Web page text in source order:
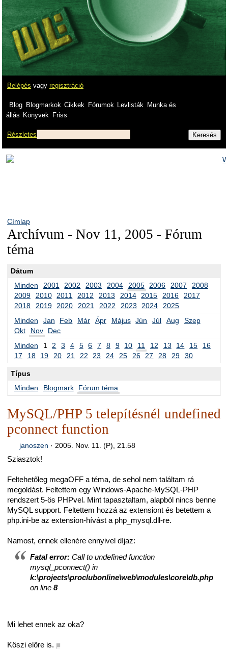
Belépés vagy regisztráció
Blog Blogmarkok Cikkek Fórumok Levlisták
Munka és
állás Könyvek Friss
Részletes
Címlap
Archívum - Nov 11, 2005 - Fórum
téma
Dátum
Minden
2001 2002 2003 2004 2005 2006 2007
2008
2009
2010 2011 2012 2013 2014 2015 2016
2017
2018
2019 2020 2021 2022 2023 2024
2025
Minden
Jan Feb Már Ápr Május Jún Júl Aug
Szep
Okt
Nov
Dec
Minden
1 2 3 4 5 6 7 8 9 10 11 12 13 14 15
16
17
18 19 20 21 22 23 24 25 26 27 28 29 30
Típus
Minden
Blogmark Fórum téma
MySQL/PHP 5 telepítésnél undefined
pconnect function
janoszen · 2005. Nov. 11. (P), 21.58
Sziasztok!
Feltehetőleg megaOFF a téma, de sehol nem találtam rá
megoldást. Feltettem egy Windows-Apache-MySQL-PHP
rendszert 5-ös PHPvel. Mint tapasztaltam, alapból nincs benne
MySQL support. Feltettem hozzá az extensiont és betettem a
php.ini-be az extension-hívást a php_mysql.dll-re.
Namost, ennek ellenére ennyivel díjaz:
Fatal error: Call to undefined function
mysql_pconnect() in
k:\projects\proclubonline\web\modules\core\db.php
on line8
Mi lehet ennek az oka?
Köszi előre is. ■